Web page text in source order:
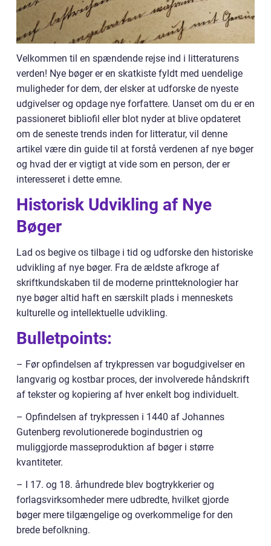
Velkommen til en spændende rejse ind i litteraturens
verden! Nye bøger er en skatkiste fyldt med uendelige
muligheder for dem, der elsker at udforske de nyeste
udgivelser og opdage nye forfattere. Uanset om du er en
passioneret bibliofil eller blot nyder at blive opdateret
om de seneste trends inden for litteratur, vil denne
artikel være din guide til at forstå verdenen af nye bøger
og hvad der er vigtigt at vide som en person, der er
interesseret i dette emne.
Historisk Udvikling af Nye
Bøger
Lad os begive os tilbage i tid og udforske den historiske
udvikling af nye bøger. Fra de ældste afkroge af
skriftkundskaben til de moderne printteknologier har
nye bøger altid haft en særskilt plads i menneskets
kulturelle og intellektuelle udvikling.
Bulletpoints:
– Før opfindelsen af trykpressen var bogudgivelser en
langvarig og kostbar proces, der involverede håndskrift
af tekster og kopiering af hver enkelt bog individuelt.
– Opfindelsen af trykpressen i 1440 af Johannes
Gutenberg revolutionerede bogindustrien og
muliggjorde masseproduktion af bøger i større
kvantiteter.
– I 17. og 18. århundrede blev bogtrykkerier og
forlagsvirksomheder mere udbredte, hvilket gjorde
bøger mere tilgængelige og overkommelige for den
brede befolkning.